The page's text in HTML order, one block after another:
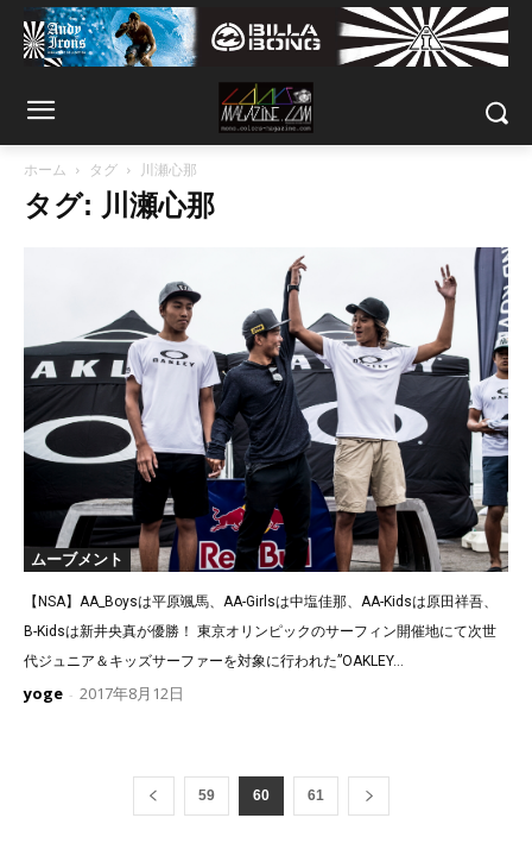
ホーム タグ 川瀬心那
タグ: 川瀬心那
ムーブメント
【NSA】AA_Boysは平原颯馬、AA-Girlsは中塩佳那、AA-Kidsは原田祥吾、
B-Kidsは新井央真が優勝！ 東京オリンピックのサーフィン開催地にて次世
代ジュニア＆キッズサーファーを対象に行われた”OAKLEY...
yoge - 2017年8月12日
59 60 61